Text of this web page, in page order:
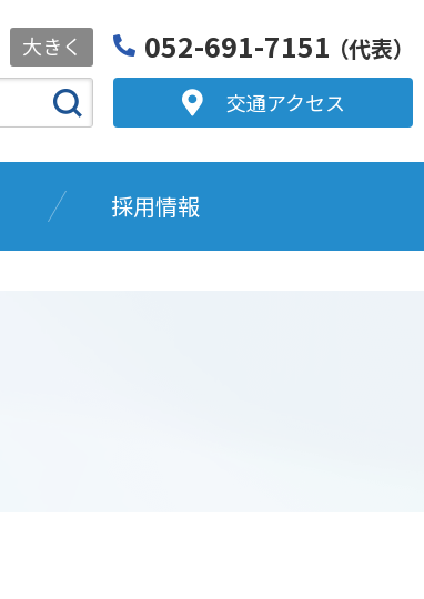
大きく 052-691-7151 （代表）
交通アクセス
採用情報